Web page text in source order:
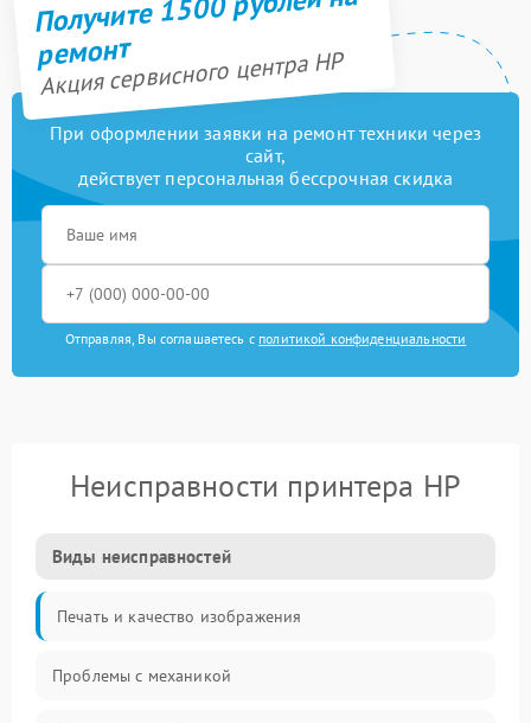
ремонт
Акция сервисного центра HP
При оформлении заявки на ремонт техники через
сайт,
действует персональная бессрочная скидка
Отправляя, Вы соглашаетесь с политикой конфиденциальности
Неисправности принтера HP
Виды неисправностей
Печать и качество изображения
Проблемы с механикой